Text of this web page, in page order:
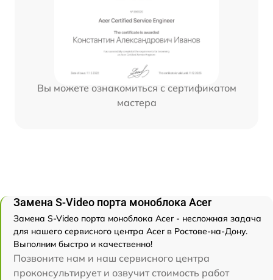
Вы можете ознакомиться с сертификатом
мастера
Замена S-Video порта моноблока Acer
Замена S-Video порта моноблока Acer - несложная задача
для нашего сервисного центра Acer в Ростове-на-Дону.
Выполним быстро и качественно!
Позвоните нам и наш сервисного центра
проконсультирует и озвучит стоимость работ